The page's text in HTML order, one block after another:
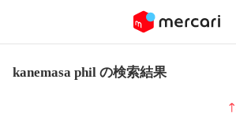
kanemasa phil の検索結果